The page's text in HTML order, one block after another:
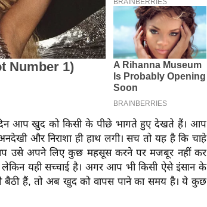
आप खुद को किसी के पीछे भागते हुए देखते हैं। आप
और निराशा ही हाथ लगी। सच तो यह है कि चाहे
उसे अपने लिए कुछ महसूस करने पर मजबूर नहीं कर
यही सच्चाई है। अगर आप भी किसी ऐसे इंसान के
हैं, तो अब खुद को वापस पाने का समय है। ये कुछ